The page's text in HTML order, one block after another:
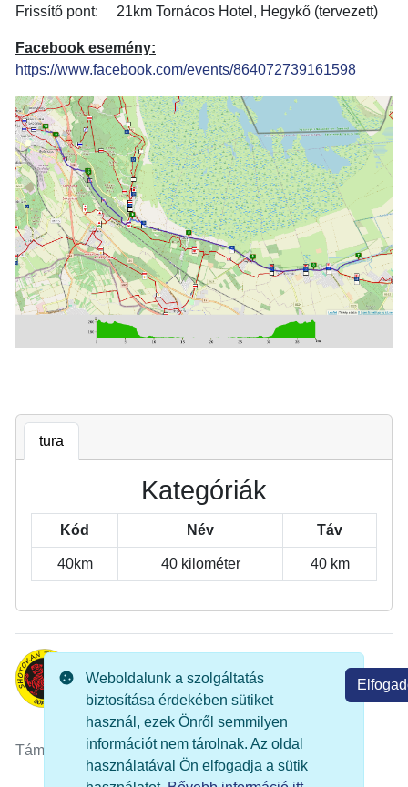
Frissítő pont: 21km Tornácos Hotel, Hegykő (tervezett)
Facebook esemény:
https://www.facebook.com/events/864072739161598
tura
Kategóriák
Kód Név Táv
40km 40 kilométer 40 km
© 2022 Shotokan Tirgrisek SE Kapcsolat
Támogatóink
Weboldalunk a szolgáltatás
biztosítása érdekében sütiket
használ, ezek Önről semmilyen
információt nem tárolnak. Az oldal
használatával Ön elfogadja a sütik